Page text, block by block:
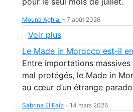
Mouna Aghlal - 7 août 2026
Voir plus
Le Made in Morocco est-il
Entre importations
mal protégés, le Made in
au cœur d’un étrange
Sabrina El Faiz - 14 mars 2026